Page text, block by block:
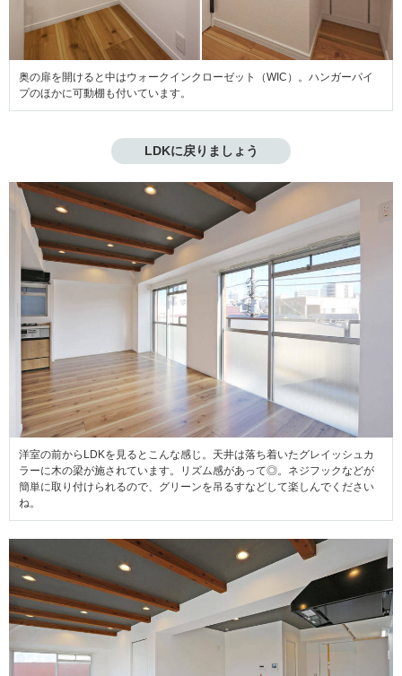
奥の扉を開けると中はウォークインクローゼット（WIC）。ハンガーパイ
プのほかに可動棚も付いています。
LDKに戻りましょう
洋室の前からLDKを見るとこんな感じ。天井は落ち着いたグレイッシュカ
ラーに木の梁が施されています。リズム感があって◎。ネジフックなどが
簡単に取り付けられるので、グリーンを吊るすなどして楽しんでください
ね。